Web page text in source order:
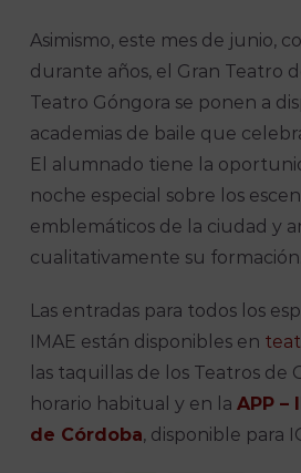
Asimismo, este mes de junio,
durante años, el Gran Teatro
Teatro Góngora se ponen a
academias de baile que
El alumnado tiene la
noche especial sobre los
emblemáticos de la ciudad y
cualitativamente su formación.
Las entradas para todos los
IMAE están disponibles en
las taquillas de los Teatros de
horario habitual y en laAPP –
de Córdoba, disponible para